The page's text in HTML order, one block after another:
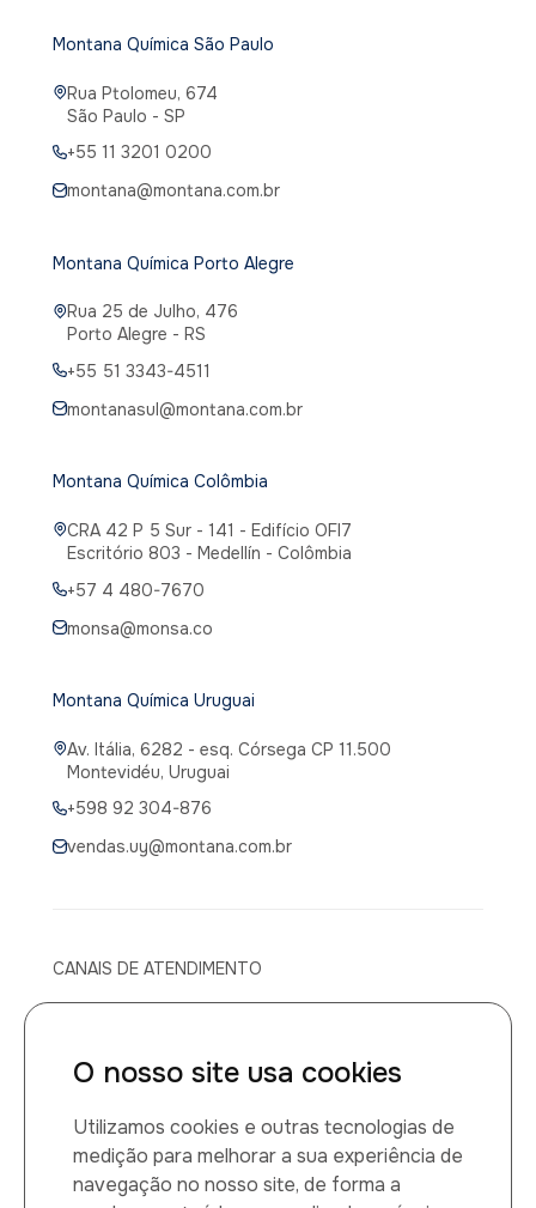
O nosso site usa cookies
Utilizamos cookies e outras tecnologias de
medição para melhorar a sua experiência de
navegação no nosso site, de forma a
Montana Química São Paulo
Rua Ptolomeu, 674
São Paulo - SP
+55 11 3201 0200
montana@montana.com.br
Montana Química Porto Alegre
Rua 25 de Julho, 476
Porto Alegre - RS
+55 51 3343-4511
montanasul@montana.com.br
Montana Química Colômbia
CRA 42 P 5 Sur - 141 - Edifício OFI7
Escritório 803 - Medellín - Colômbia
+57 4 480-7670
monsa@monsa.co
Montana Química Uruguai
Av. Itália, 6282 - esq. Córsega CP 11.500
Montevidéu, Uruguai
+598 92 304-876
vendas.uy@montana.com.br
CANAIS DE ATENDIMENTO
0800 014 1149
Montana Química LTDA
CNPJ: 60.884.459/0001-27